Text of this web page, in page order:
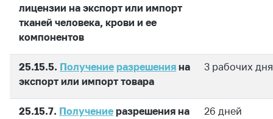
Деятельность
Ценовая политика
Антимонопольное
регулирование и
конкуренция
Торговля и услуги
лицензии на экспорт или импорт
тканей человека, крови и ее
компонентов
25.15.5. Получение разрешения на
экспорт или импорт товара
3 рабочих дня
25.15.7. Получение разрешения на
26 дней